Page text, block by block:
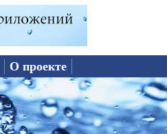
О проекте